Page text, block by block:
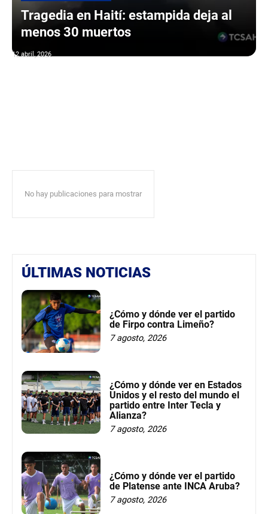
Tragedia en Haití: estampida deja al
menos 30 muertos
12 abril, 2026
No hay publicaciones para mostrar
ÚLTIMAS NOTICIAS
¿Cómo y dónde ver el partido
de Firpo contra Limeño?
7 agosto, 2026
¿Cómo y dónde ver en Estados
Unidos y el resto del mundo el
partido entre Inter Tecla y
Alianza?
7 agosto, 2026
¿Cómo y dónde ver el partido
de Platense ante INCA Aruba?
7 agosto, 2026